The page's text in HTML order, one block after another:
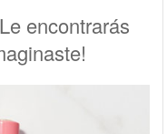
encontrarás